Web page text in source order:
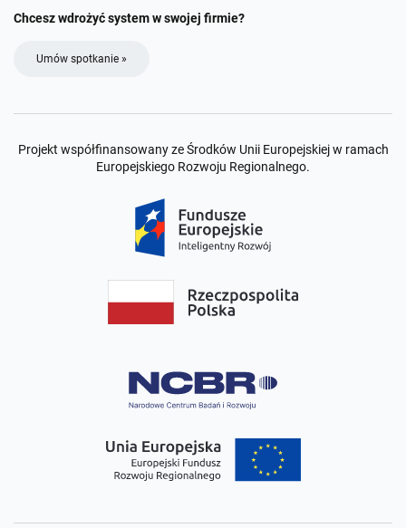
Chcesz wdrożyć system w swojej firmie?
Umów spotkanie »
Projekt współfinansowany ze Środków Unii Europejskiej w ramach
Europejskiego Rozwoju Regionalnego.